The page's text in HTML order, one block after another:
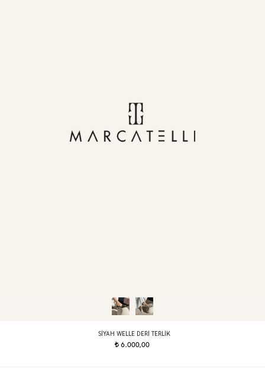
SIYAH WELLE DERI TERLIK
t6.000,00